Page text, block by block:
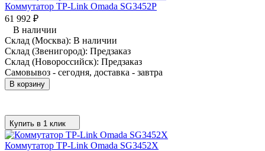
Коммутатор TP-Link Omada SG3452P
61 992 ₽
В наличии
Склад (Москва): В наличии
Склад (Звенигород): Предзаказ
Склад (Новороссийск): Предзаказ
Самовывоз - сегодня, доставка - завтра
В корзину
Купить в 1 клик
Коммутатор TP-Link Omada SG3452X